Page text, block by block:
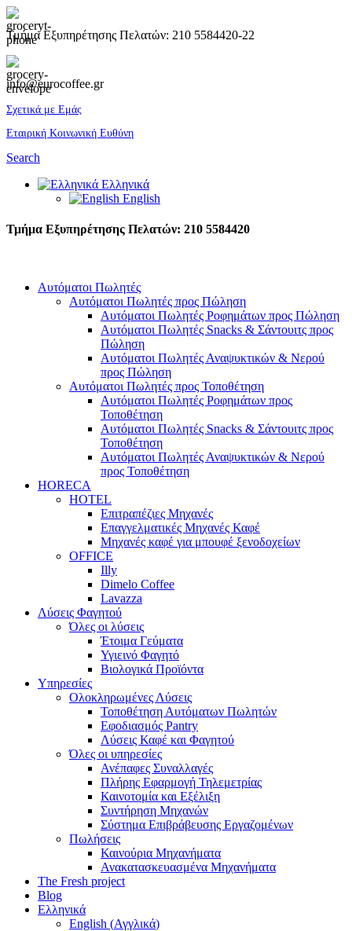
Τμήμα Εξυπηρέτησης Πελατών: 210 5584420-22
info@eurocoffee.gr
Σχετικά με Εμάς
Εταιρική Κοινωνική Ευθύνη
Search
Ελληνικά
English
Τμήμα Εξυπηρέτησης Πελατών: 210 5584420
Αυτόματοι Πωλητές
Αυτόματοι Πωλητές προς Πώληση
Αυτόματοι Πωλητές Ροφημάτων προς Πώληση
Αυτόματοι Πωλητές Snacks & Σάντουιτς προς
Πώληση
Αυτόματοι Πωλητές Αναψυκτικών & Νερού
προς Πώληση
Αυτόματοι Πωλητές προς Τοποθέτηση
Αυτόματοι Πωλητές Ροφημάτων προς
Τοποθέτηση
Αυτόματοι Πωλητές Snacks & Σάντουιτς προς
Τοποθέτηση
Αυτόματοι Πωλητές Αναψυκτικών & Νερού
προς Τοποθέτηση
HORECA
HOTEL
Επιτραπέζιες Μηχανές
Επαγγελματικές Μηχανές Καφέ
Μηχανές καφέ για μπουφέ ξενοδοχείων
OFFICE
Illy
Dimelo Coffee
Lavazza
Λύσεις Φαγητού
Όλες οι λύσεις
Έτοιμα Γεύματα
Υγιεινό Φαγητό
Βιολογικά Προϊόντα
Υπηρεσίες
Ολοκληρωμένες Λύσεις
Τοποθέτηση Αυτόματων Πωλητών
Εφοδιασμός Pantry
Λύσεις Καφέ και Φαγητού
Όλες οι υπηρεσίες
Ανέπαφες Συναλλαγές
Πλήρης Εφαρμογή Τηλεμετρίας
Καινοτομία και Εξέλιξη
Συντήρηση Μηχανών
Σύστημα Επιβράβευσης Εργαζομένων
Πωλήσεις
Καινούρια Μηχανήματα
Ανακατασκευασμένα Μηχανήματα
The Fresh project
Blog
Ελληνικά
English (Αγγλικά)